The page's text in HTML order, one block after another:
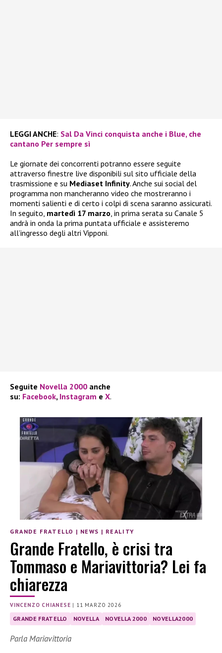
LEGGI ANCHE: Sal Da Vinci conquista anche i Blue, che
cantano Per sempre sì
Le giornate dei concorrenti potranno essere seguite
attraverso finestre live disponibili sul sito ufficiale della
trasmissione e su Mediaset Infinity. Anche sui social del
programma non mancheranno video che mostreranno i
momenti salienti e di certo i colpi di scena saranno assicurati.
In seguito, martedì 17 marzo , in prima serata su Canale 5
andrà in onda la prima puntata ufficiale e assisteremo
all’ingresso degli altri Vipponi.
Seguite Novella 2000 anche
su: Facebook, Instagram e X.
GRANDE FRATELLO | NEWS | REALITY
Grande Fratello, è crisi tra
Tommaso e Mariavittoria? Lei fa
chiarezza
VINCENZO CHIANESE | 11 MARZO 2026
GRANDE FRATELLO NOVELLA NOVELLA 2000 NOVELLA2000
Parla Mariavittoria